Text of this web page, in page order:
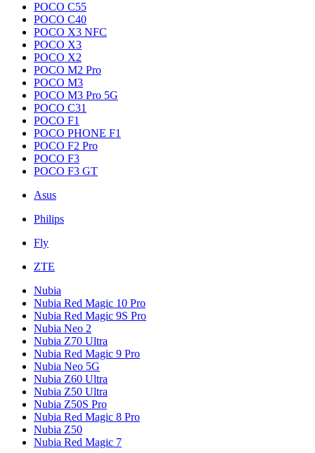
POCO C55
POCO C40
POCO X3 NFC
POCO X3
POCO X2
POCO M2 Pro
POCO M3
POCO M3 Pro 5G
POCO C31
POCO F1
POCO PHONE F1
POCO F2 Pro
POCO F3
POCO F3 GT
Asus
Philips
Fly
ZTE
Nubia
Nubia Red Magic 10 Pro
Nubia Red Magic 9S Pro
Nubia Neo 2
Nubia Z70 Ultra
Nubia Red Magic 9 Pro
Nubia Neo 5G
Nubia Z60 Ultra
Nubia Z50 Ultra
Nubia Z50S Pro
Nubia Red Magic 8 Pro
Nubia Z50
Nubia Red Magic 7